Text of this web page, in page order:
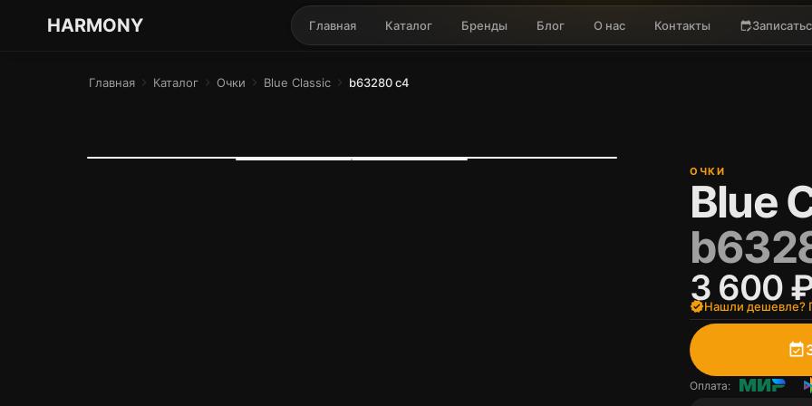
ГАРМОНИЯ ГЛАЗ
HARMONY Главная Каталог Бренды Блог О нас Контакты edit_calendar
Главная chevron_right Каталог chevron_right Очки chevron_right Blue Classic chevron_right b63280 c4
ОЧКИ
Blue
3 600
verifiedНашли дешевле?
event_available
Оплата: